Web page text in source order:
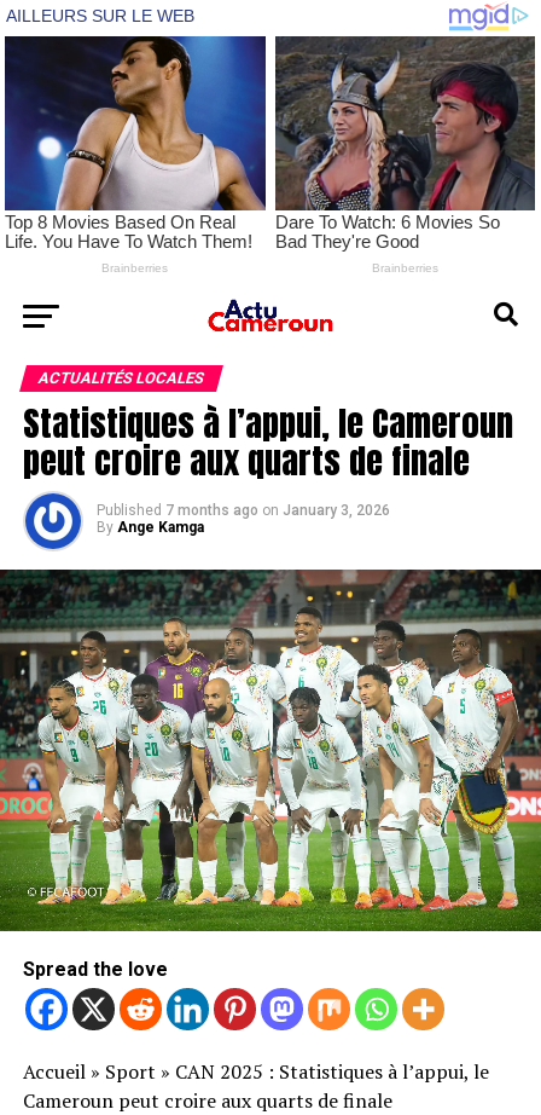
ACTUALITÉS LOCALES
Statistiques à l’appui, le Cameroun
peut croire aux quarts de finale
Published 7 months ago on January 3, 2026
By Ange Kamga
Spread the love
Accueil» Sport » CAN 2025 : Statistiques à l’appui, le
Cameroun peut croire aux quarts de finale